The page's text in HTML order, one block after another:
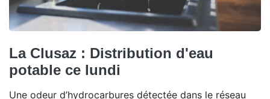
La Clusaz : Distribution d'eau
potable ce lundi
Une odeur d’hydrocarbures détectée dans le réseau